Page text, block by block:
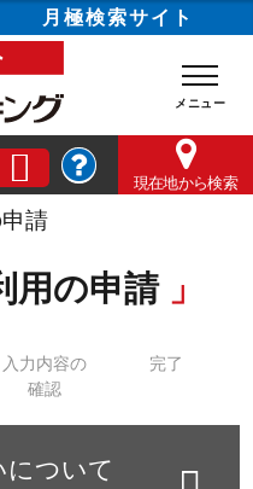
月極検索サイト
現在地から検索
請
用の申請
入力内容の
確認
完了
について